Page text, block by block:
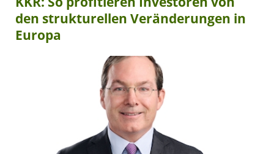
den strukturellen Veränderungen in
Europa